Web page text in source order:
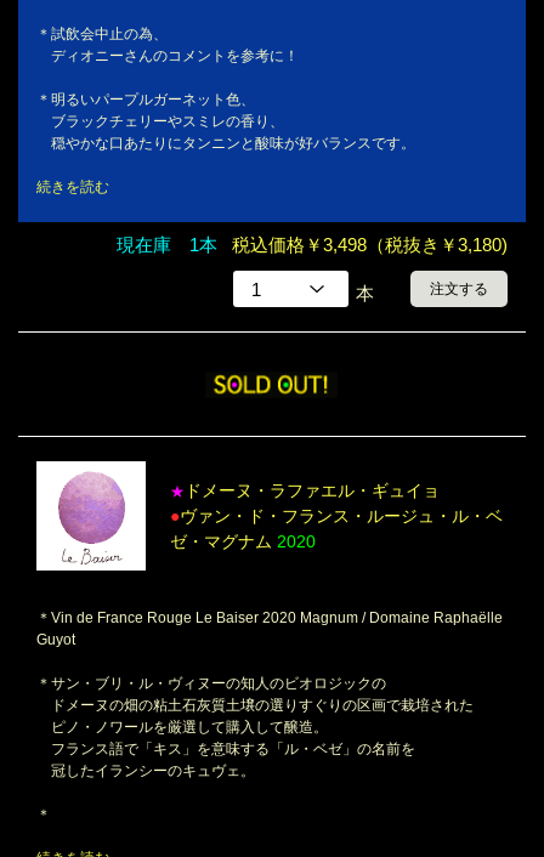
＊試飲会中止の為、
ディオニーさんのコメントを参考に！
＊明るいパープルガーネット色、
ブラックチェリーやスミレの香り、
穏やかな口あたりにタンニンと酸味が好バランスです。
続きを読む
現在庫 1本 税込価格￥3,498（税抜き￥3,180)
本 注文する
★ ドメーヌ・ラファエル・ギュイョ
●ヴァン・ド・フランス・ルージュ・ル・ベ
ゼ・マグナム 2020
＊Vin de France Rouge Le Baiser 2020 Magnum / Domaine Raphaëlle
Guyot
＊サン・ブリ・ル・ヴィヌーの知人のビオロジックの
ドメーヌの畑の粘土石灰質土壌の選りすぐりの区画で栽培された
ピノ・ノワールを厳選して購入して醸造。
フランス語で「キス」を意味する「ル・ベゼ」の名前を
冠したイランシーのキュヴェ。
＊